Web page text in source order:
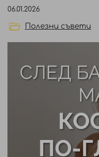
06.01.2026
Полезни съвети